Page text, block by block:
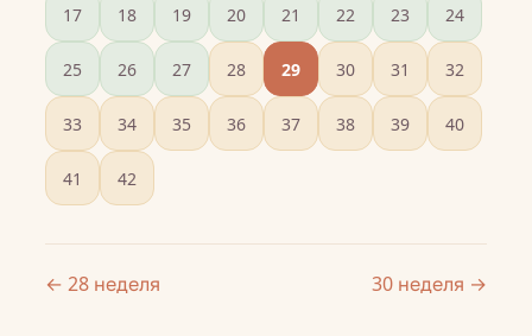
17 18 19 20 21 22 23 24
25 26 27 28 29 30 31 32
33 34 35 36 37 38 39 40
41 42
← 28 неделя 30 неделя →